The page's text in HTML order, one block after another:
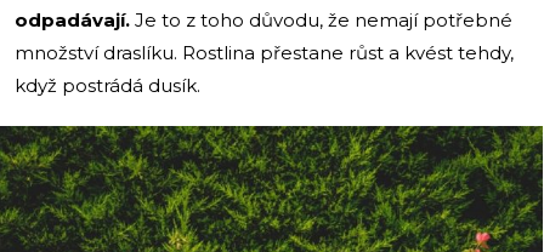
odpadávají. Je to z toho důvodu, že nemají potřebné
množství draslíku. Rostlina přestane růst a kvést tehdy,
když postrádá dusík.